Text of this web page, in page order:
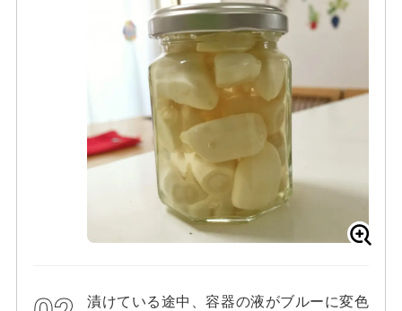
漬けている途中、容器の液がブルーに変色